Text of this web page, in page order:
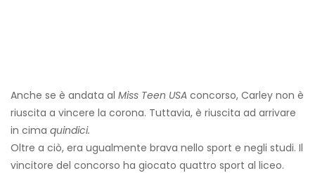
Anche se è andata al Miss Teen USA concorso, Carley non è
riuscita a vincere la corona. Tuttavia, è riuscita ad arrivare
in cima quindici.
Oltre a ciò, era ugualmente brava nello sport e negli studi. Il
vincitore del concorso ha giocato quattro sport al liceo.